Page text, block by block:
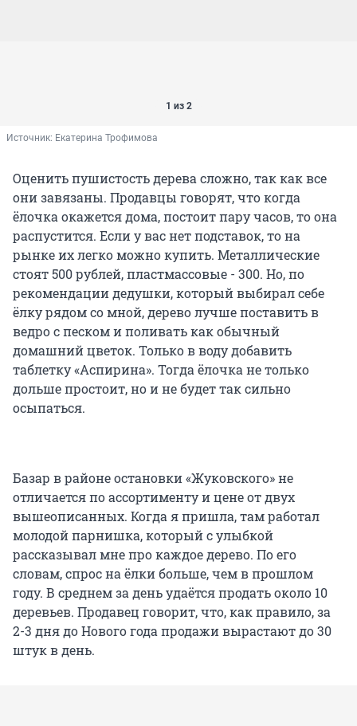
1 из 2
Источник: Екатерина Трофимова
Оценить пушистость дерева сложно, так как все
они завязаны. Продавцы говорят, что когда
ёлочка окажется дома, постоит пару часов, то она
распустится. Если у вас нет подставок, то на
рынке их легко можно купить. Металлические
стоят 500 рублей, пластмассовые - 300. Но, по
рекомендации дедушки, который выбирал себе
ёлку рядом со мной, дерево лучше поставить в
ведро с песком и поливать как обычный
домашний цветок. Только в воду добавить
таблетку «Аспирина». Тогда ёлочка не только
дольше простоит, но и не будет так сильно
осыпаться.
Базар в районе остановки «Жуковского» не
отличается по ассортименту и цене от двух
вышеописанных. Когда я пришла, там работал
молодой парнишка, который с улыбкой
рассказывал мне про каждое дерево. По его
словам, спрос на ёлки больше, чем в прошлом
году. В среднем за день удаётся продать около 10
деревьев. Продавец говорит, что, как правило, за
2-3 дня до Нового года продажи вырастают до 30
штук в день.